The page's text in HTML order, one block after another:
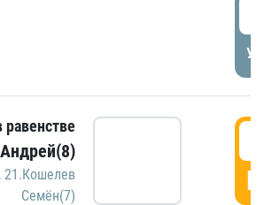
равенстве
, 21.Кошелев
Семён(7)